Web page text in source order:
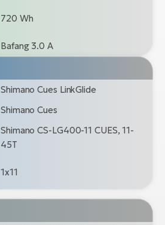
720 Wh
Bafang 3.0 A
Shimano Cues LinkGlide
Shimano Cues
Shimano CS-LG400-11 CUES, 11-
45T
1x11